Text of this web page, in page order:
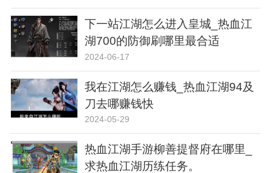
下一站江湖怎么进入皇城_热血江
湖700的防御刷哪里最合适
2024-06-17
我在江湖怎么赚钱_热血江湖94及
刀去哪赚钱快
2024-05-29
热血江湖手游柳善提督府在哪里_
求热血江湖历练任务。